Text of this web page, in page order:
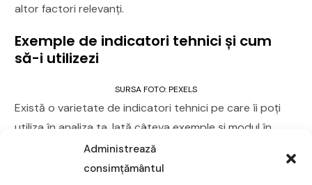
Administrează
consimțământul
altor factori relevanți.
Exemple de indicatori tehnici și cum
să-i utilizezi
SURSA FOTO: PEXELS
Există o varietate de indicatori tehnici pe care îi poți
utiliza în analiza ta. Iată câteva exemple și modul în
care poți folosi acești indicatori:
Mediile mobile sunt indicatori care îți arată direcția